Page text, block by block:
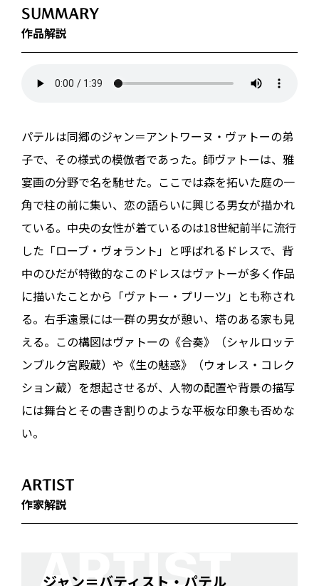
SUMMARY
作品解説
パテルは同郷のジャン＝アントワーヌ・ヴァトーの弟
子で、その様式の模倣者であった。師ヴァトーは、雅
宴画の分野で名を馳せた。ここでは森を拓いた庭の一
角で柱の前に集い、恋の語らいに興じる男女が描かれ
ている。中央の女性が着ているのは18世紀前半に流行
した「ローブ・ヴォラント」と呼ばれるドレスで、背
中のひだが特徴的なこのドレスはヴァトーが多く作品
に描いたことから「ヴァトー・プリーツ」とも称され
る。右手遠景には一群の男女が憩い、塔のある家も見
える。この構図はヴァトーの《合奏》（シャルロッテ
ンブルク宮殿蔵）や《生の魅惑》（ウォレス・コレク
ション蔵）を想起させるが、人物の配置や背景の描写
には舞台とその書き割りのような平板な印象も否めな
い。
ARTIST
作家解説
ジャン＝バティスト・パテル